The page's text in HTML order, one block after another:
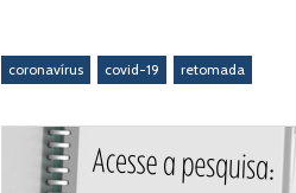
coronavírus covid-19 retomada